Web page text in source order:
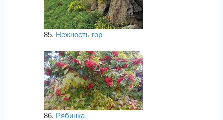
85. Нежность гор
86. Рябинка